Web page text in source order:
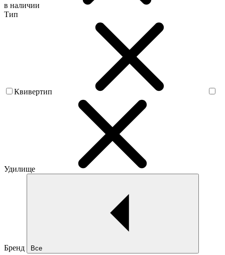
в наличии
Тип
Квивертип
Удилище
Бренд Все